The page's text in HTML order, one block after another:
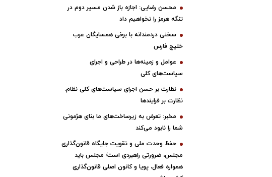
محسن رضایی: اجازه باز شدن مسیر دوم در
تنگه هرمز را نخواهیم داد
سخنی دردمندانه با برخی همسایگان عرب
خلیج فارس
عوامل و زمینه‌ها در طراحی و اجرای
سیاست‌های کلی
نظارت بر حسن اجرای سیاست‌های کلی نظام:
نظارت بر فرایندها
مخبر: تعرض به زیرساخت‌های ما بنای هژمونی
شما را نابود می‌کند
حفظ وحدت ملی و تقویت جایگاه قانون‌گذاری
مجلس، ضرورتی راهبردی است/ مجلس باید
همواره فعال، پویا و کانون اصلی قانون‌گذاری